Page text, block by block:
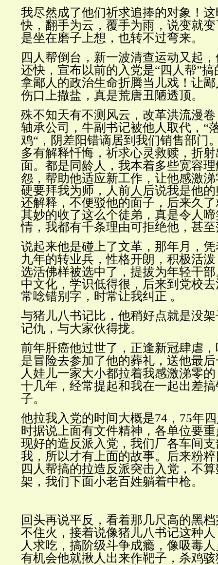
我尽然成了他们祈求追捧的对象！
快，翻手为云，覆手为雨，说变就
是坐在磨子上想，也转不过弯来。
四人帮倒台，新一波清查运动又起
还快，宣布以前的入党是“四人帮”
拿鄙人的政治生命折腾当儿戏！让
伤口上撒盐，真是荒唐丑陋透顶。
殊不知天有不测风云，改革洪流漫
轴承公司，牛副书记被他人取代，“
鸡“，阴差阳错谪居到我们销售部门
多有解释忏悔，祈求心灵救赎，折
面。都是同龄人，我本着多些宽容
怨，帮助他适应新工作，让他感激
硬要拜我为师，人前人后说我是他
还解释，不便驳他的面子，后来久
其妙的收了这么个徒弟，真是令人
情，我都有千条理由可拒绝他，甚
说起来他是碰上了文革，那年月，
九年的转业兵，性格开朗，积极活
选活佛样被选中了，提拔为年轻干部
中文化，学识低得很，后来到党校
常唸错别字，时常让我纠正 。
与猪儿八书记比，他稍好点就是没
记仇，与大家伙得拢。
前年肝癌他过世了，正逢新冠肆虐
是冒险去参加了他的葬礼，送他最
人娃儿一家大小都拉着我感激涕零
十几年，经常提起和我在一起出差
子。
他拉我入党的时间大概是74，75年
时据说上面有文件精神，各单位要
现好的造反派入党，我们厂各车间
我，所以才有上面的故事。后来粉
四人帮搞的拉造反派突击入党，不
架，我们下面小老百姓躺着中枪。
回头再说平反，看着那几尺高的黑
不住火，接着说像猪儿八书记这种
人求吃，搞阶级斗争成瘾，像吸毒
有机会他就揪人出来作靶子，杀鸡